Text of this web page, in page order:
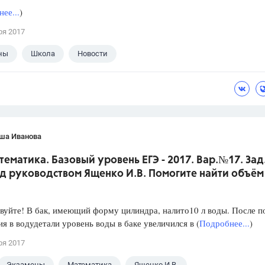
)
2017
Школа Новости
Иванова
Базовый уровень ЕГЭ - 2017. Вар.№17.
руководством Ященко И.В. Помогите найти объём
В бак, имеющий форму цилиндра, налито10 л воды. После
в водудетали уровень воды в баке увеличился в (Подробнее...)
2017